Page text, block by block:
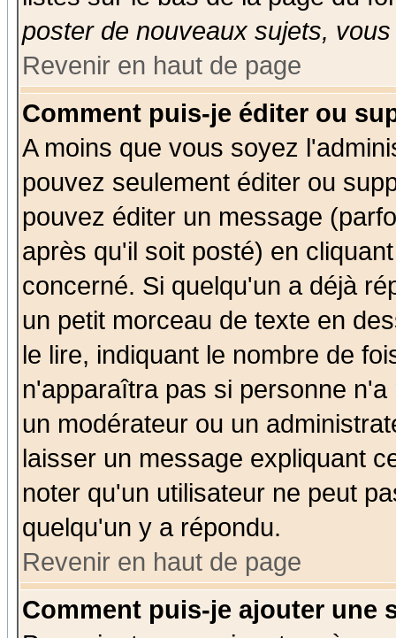
poster de nouveaux sujets,
Revenir en haut de page
Comment puis-je éditer ou
A moins que vous soyez
pouvez seulement éditer ou
pouvez éditer un message
après qu'il soit posté) en
concerné. Si quelqu'un a déjà
un petit morceau de texte en
le lire, indiquant le nombre de
n'apparaîtra pas si personne
un modérateur ou un
laisser un message expliquant
noter qu'un utilisateur ne peut
quelqu'un y a répondu.
Revenir en haut de page
Comment puis-je ajouter une